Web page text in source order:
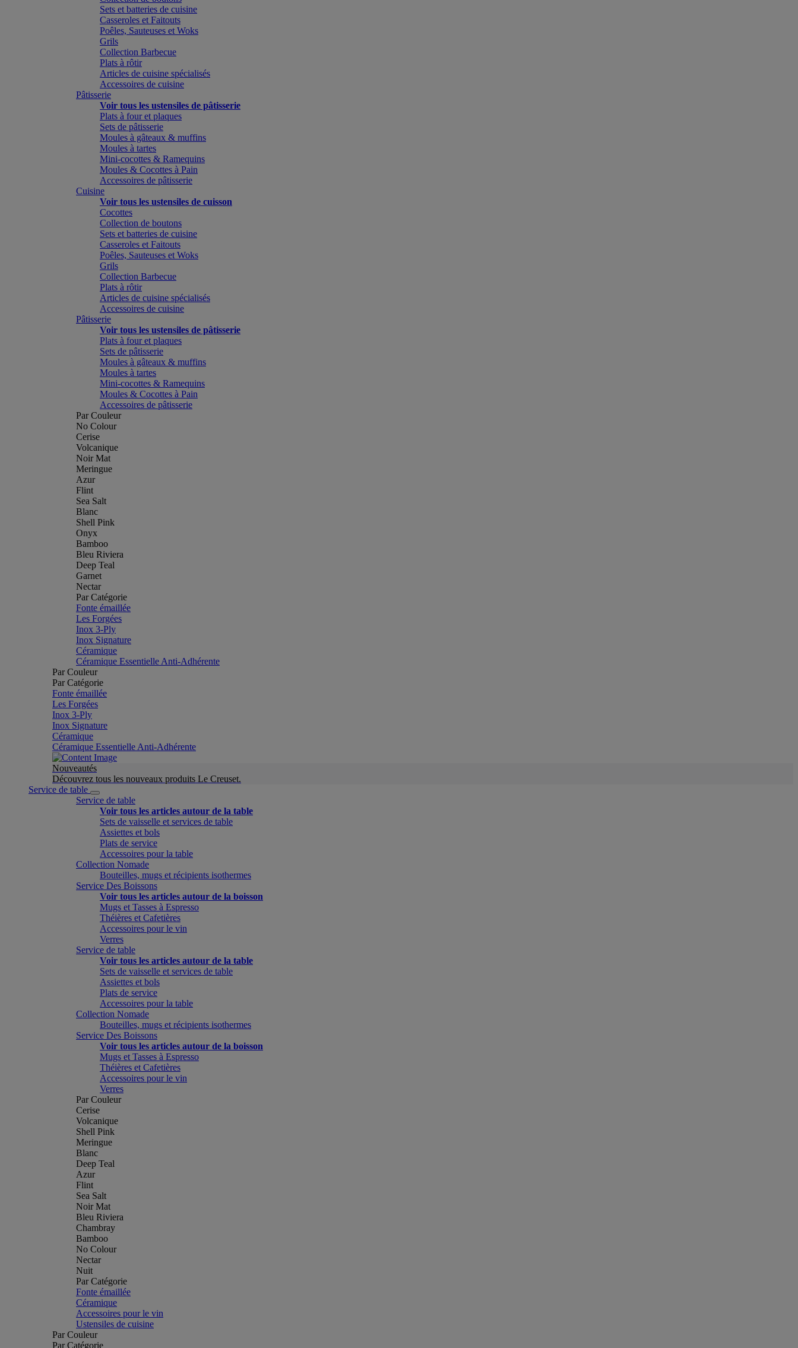
Sets et batteries de cuisine
Casseroles et Faitouts
Poêles, Sauteuses et Woks
Grils
Collection Barbecue
Plats à rôtir
Articles de cuisine spécialisés
Accessoires de cuisine
Pâtisserie
Voir tous les ustensiles de pâtisserie
Plats à four et plaques
Sets de pâtisserie
Moules à gâteaux & muffins
Moules à tartes
Mini-cocottes & Ramequins
Moules & Cocottes à Pain
Accessoires de pâtisserie
Cuisine
Voir tous les ustensiles de cuisson
Cocottes
Collection de boutons
Sets et batteries de cuisine
Casseroles et Faitouts
Poêles, Sauteuses et Woks
Grils
Collection Barbecue
Plats à rôtir
Articles de cuisine spécialisés
Accessoires de cuisine
Pâtisserie
Voir tous les ustensiles de pâtisserie
Plats à four et plaques
Sets de pâtisserie
Moules à gâteaux & muffins
Moules à tartes
Mini-cocottes & Ramequins
Moules & Cocottes à Pain
Accessoires de pâtisserie
Par Couleur
No Colour
Cerise
Volcanique
Noir Mat
Meringue
Azur
Flint
Sea Salt
Blanc
Shell Pink
Onyx
Bamboo
Bleu Riviera
Deep Teal
Garnet
Nectar
Par Catégorie
Fonte émaillée
Les Forgées
Inox 3-Ply
Inox Signature
Céramique
Céramique Essentielle Anti-Adhérente
Par Couleur
Par Catégorie
Fonte émaillée
Les Forgées
Inox 3-Ply
Inox Signature
Céramique
Céramique Essentielle Anti-Adhérente
Nouveautés
Découvrez tous les nouveaux produits Le Creuset.
Service de table
Service de table
Voir tous les articles autour de la table
Sets de vaisselle et services de table
Assiettes et bols
Plats de service
Accessoires pour la table
Collection Nomade
Bouteilles, mugs et récipients isothermes
Service Des Boissons
Voir tous les articles autour de la boisson
Mugs et Tasses à Espresso
Théières et Cafetières
Accessoires pour le vin
Verres
Service de table
Voir tous les articles autour de la table
Sets de vaisselle et services de table
Assiettes et bols
Plats de service
Accessoires pour la table
Collection Nomade
Bouteilles, mugs et récipients isothermes
Service Des Boissons
Voir tous les articles autour de la boisson
Mugs et Tasses à Espresso
Théières et Cafetières
Accessoires pour le vin
Verres
Par Couleur
Cerise
Volcanique
Shell Pink
Meringue
Blanc
Deep Teal
Azur
Flint
Sea Salt
Noir Mat
Bleu Riviera
Chambray
Bamboo
No Colour
Nectar
Nuit
Par Catégorie
Fonte émaillée
Céramique
Accessoires pour le vin
Ustensiles de cuisine
Par Couleur
Par Catégorie